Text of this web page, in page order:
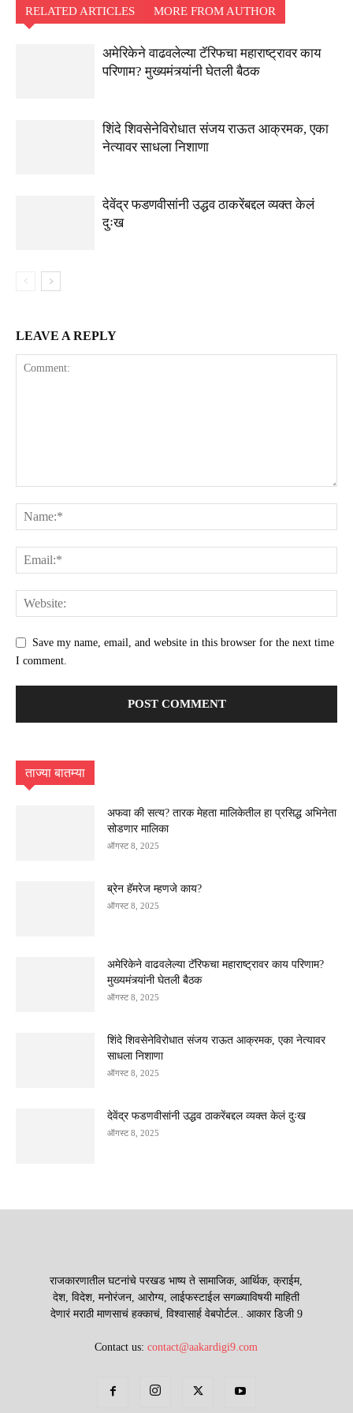
RELATED ARTICLES MORE FROM AUTHOR
अमेरिकेने वाढवलेल्या टॅरिफचा महाराष्ट्रावर काय
परिणाम? मुख्यमंत्र्यांनी घेतली बैठक
शिंदे शिवसेनेविरोधात संजय राऊत आक्रमक, एका
नेत्यावर साधला निशाणा
देवेंद्र फडणवीसांनी उद्धव ठाकरेंबद्दल व्यक्त केलं
दुःख
LEAVE A REPLY
Save my name, email, and website in this browser for the next time
I comment.
ताज्या बातम्या
अफवा की सत्य? तारक मेहता मालिकेतील हा प्रसिद्ध अभिनेता
सोडणार मालिका
ऑगस्ट 8, 2025
ब्रेन हॅमरेज म्हणजे काय?
ऑगस्ट 8, 2025
अमेरिकेने वाढवलेल्या टॅरिफचा महाराष्ट्रावर काय परिणाम?
मुख्यमंत्र्यांनी घेतली बैठक
ऑगस्ट 8, 2025
शिंदे शिवसेनेविरोधात संजय राऊत आक्रमक, एका नेत्यावर
साधला निशाणा
ऑगस्ट 8, 2025
देवेंद्र फडणवीसांनी उद्धव ठाकरेंबद्दल व्यक्त केलं दुःख
ऑगस्ट 8, 2025
राजकारणातील घटनांचे परखड भाष्य ते सामाजिक, आर्थिक, क्राईम,
देश, विदेश, मनोरंजन, आरोग्य, लाईफस्टाईल सगळ्याविषयी माहिती
देणारं मराठी माणसाचं हक्काचं, विश्वासार्ह वेबपोर्टल.. आकार डिजी 9
Contact us:contact@aakardigi9.com